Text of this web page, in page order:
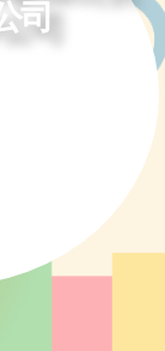
司
长治谷歌
长治谷歌
谷歌SEO
服务